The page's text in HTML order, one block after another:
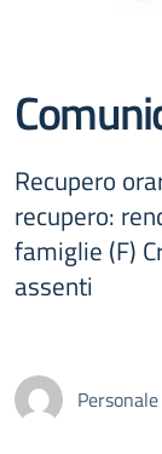
Recupero
recupero:
famiglie (F)
assenti